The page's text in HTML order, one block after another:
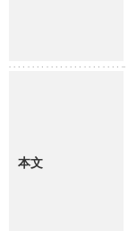
本文